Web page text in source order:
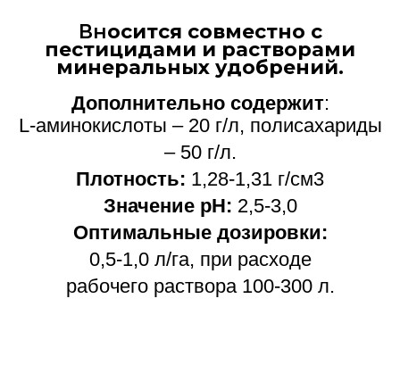
Вносится совместно с
пестицидами и растворами
минеральных удобрений.
Дополнительно содержит:
L-аминокислоты – 20 г/л, полисахариды
– 50 г/л.
Плотность: 1,28-1,31 г/см3
Значение pH: 2,5-3,0
Оптимальные дозировки:
0,5-1,0 л/га, при расходе
рабочего раствора 100-300 л.